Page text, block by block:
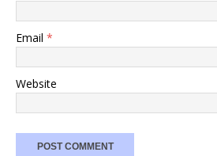
Email *
Website